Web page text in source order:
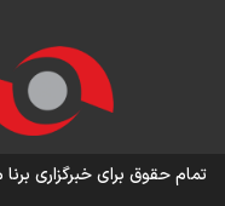
اینفو برنا/ میزان
تمام حقوق برای خبرگزاری